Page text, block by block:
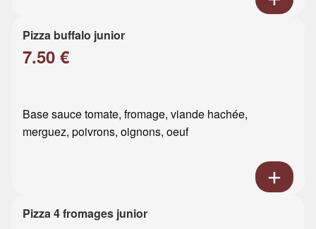
Pizza buffalo junior
7.50 €
Base sauce tomate, fromage, viande hachée,
merguez, poivrons, oignons, oeuf
Pizza 4 fromages junior